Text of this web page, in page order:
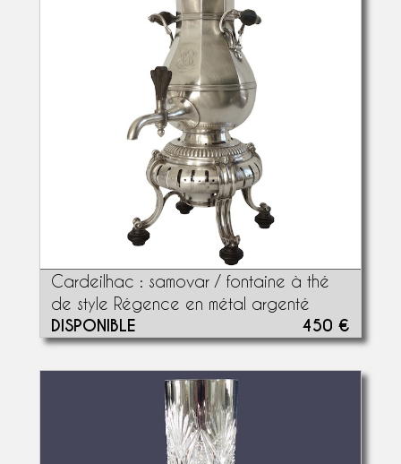
Cardeilhac : samovar / fontaine à thé
de style Régence en métal argenté
DISPONIBLE 450 €